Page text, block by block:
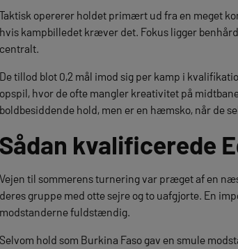
Taktisk opererer holdet primært ud fra en meget
hvis kampbilledet kræver det. Fokus ligger
centralt.
De tillod blot 0,2 mål imod sig per kamp i
opspil, hvor de ofte mangler kreativitet på
boldbesiddende hold, men er en hæmsko, når de
Sådan kvalificerede
Vejen til sommerens turnering var præget af en
deres gruppe med otte sejre og to uafgjorte. En
modstanderne fuldstændig.
Selvom hold som Burkina Faso gav en smule